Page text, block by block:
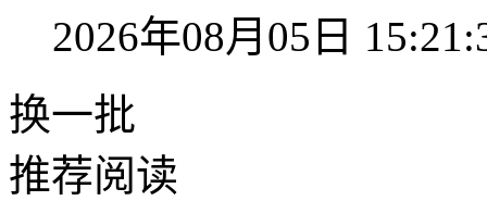
2026年08月05日
换一批
推荐阅读